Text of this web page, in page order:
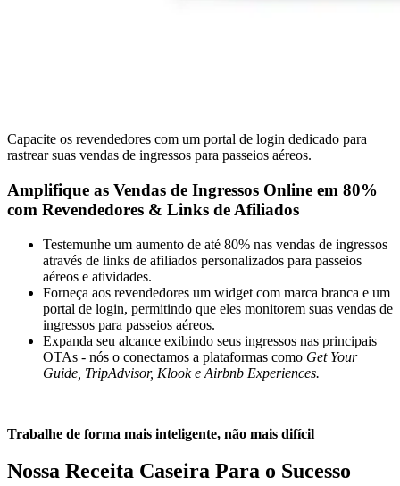
Capacite os revendedores com um portal de login dedicado para
rastrear suas vendas de ingressos para passeios aéreos.
Amplifique as Vendas de Ingressos Online em 80%
com Revendedores & Links de Afiliados
Testemunhe um aumento de até 80% nas vendas de ingressos
através de links de afiliados personalizados para passeios
aéreos e atividades.
Forneça aos revendedores um widget com marca branca e um
portal de login, permitindo que eles monitorem suas vendas de
ingressos para passeios aéreos.
Expanda seu alcance exibindo seus ingressos nas principais
OTAs - nós o conectamos a plataformas como Get Your
Guide, TripAdvisor, Klook e Airbnb Experiences.
Trabalhe de forma mais inteligente, não mais difícil
Nossa Receita Caseira Para o Sucesso